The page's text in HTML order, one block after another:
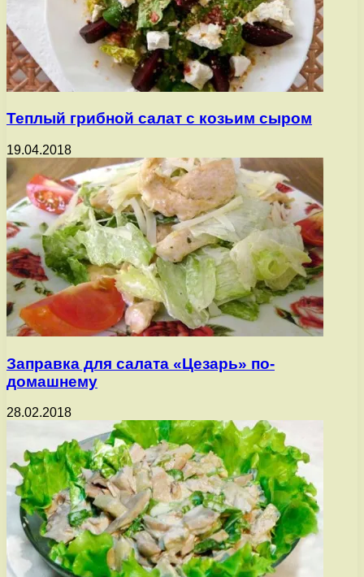
Теплый грибной салат с козьим сыром
19.04.2018
Заправка для салата «Цезарь» по-
домашнему
28.02.2018